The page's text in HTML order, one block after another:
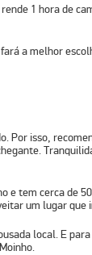
1 hora de
a melhor
Por isso,
e tem cerca de
um lugar que
local. E
.